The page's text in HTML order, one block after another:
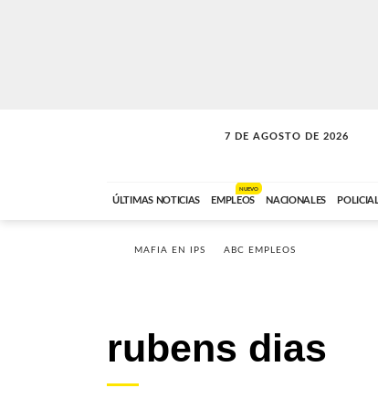
7 DE AGOSTO DE 2026
SOLO MÚSICA
ÚLTIMAS NOTICIAS EMPLEOS
NUEVO
NACIONALES
MAFIA EN IPS ABC EMPLEOS
rubens dias